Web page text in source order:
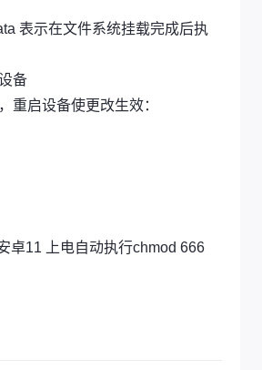
表示在文件系统挂载完成后执
备
重启设备使更改生效：
卓11 上电自动执行chmod 666